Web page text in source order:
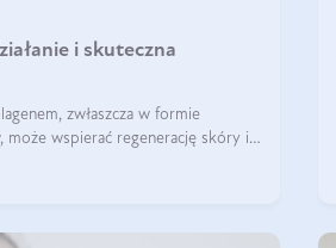
i skuteczna
zwłaszcza w formie
wspierać regenerację skóry i